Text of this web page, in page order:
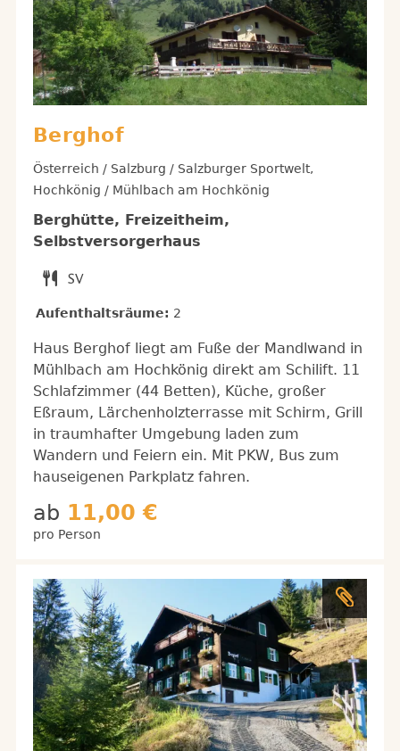
Berghof
Österreich / Salzburg / Salzburger Sportwelt,
Hochkönig / Mühlbach am Hochkönig
Berghütte, Freizeitheim,
Selbstversorgerhaus
Aufenthaltsräume: 2
Haus Berghof liegt am Fuße der Mandlwand in
Mühlbach am Hochkönig direkt am Schilift. 11
Schlafzimmer (44 Betten), Küche, großer
Eßraum, Lärchenholzterrasse mit Schirm, Grill
in traumhafter Umgebung laden zum
Wandern und Feiern ein. Mit PKW, Bus zum
hauseigenen Parkplatz fahren.
ab 11,00 €
pro Person